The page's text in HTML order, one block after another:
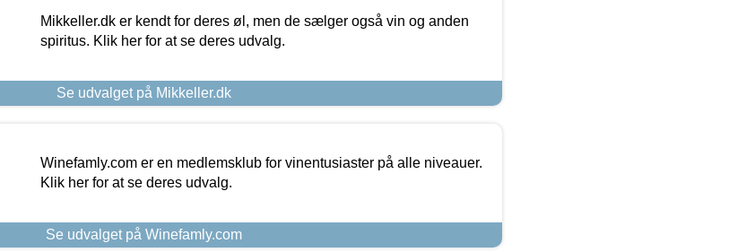
Mikkeller.dk er kendt for deres øl, men de sælger også vin og anden
spiritus. Klik her for at se deres udvalg.
Se udvalget på Mikkeller.dk
Winefamly.com er en medlemsklub for vinentusiaster på alle niveauer.
Klik her for at se deres udvalg.
Se udvalget på Winefamly.com